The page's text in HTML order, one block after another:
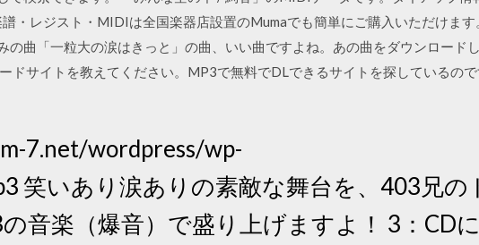
・レジスト・MIDIは全国楽器店設置のMumaでも簡単にご購入いただけます
曲「一粒大の涙はきっと」の曲、いい曲ですよね。あの曲をダウンロード
ドサイトを教えてください。MP3で無料でDLできるサイトを探しているので
7.net/wordpress/wp-
笑いあり涙ありの素敵な舞台を、403兄の
音楽（爆音）で盛り上げますよ！ 3：CD